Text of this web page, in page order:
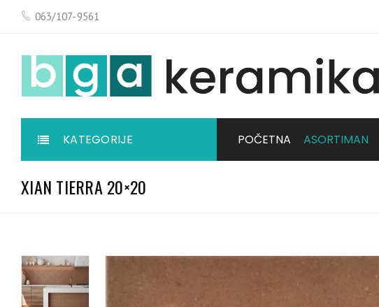
063/107-9561
KATEGORIJE POČETNA ASORTIMAN
XIAN TIERRA 20×20